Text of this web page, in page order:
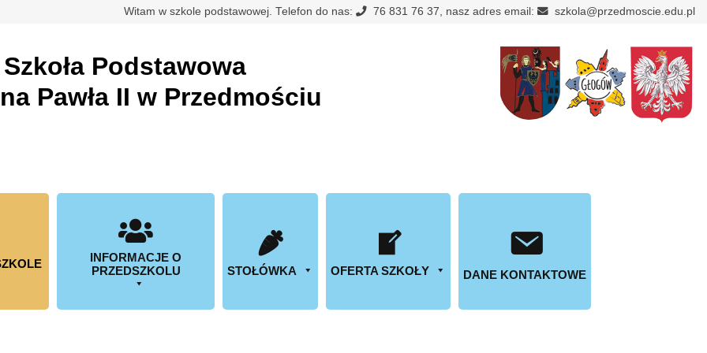
Witam w szkole podstawowej. Telefon do nas: 76 831 76 37, nasz adres email: szkola@przedmoscie.edu.pl
Szkoła Podstawowa
Pawła II w Przedmościu
INFORMACJE O
PRZEDSZKOLU
STOŁÓWKA OFERTA SZKOŁY DANE KONTAKTOWE